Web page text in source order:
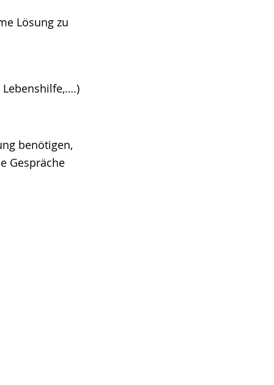
Lösung zu
benötigen,
Gespräche